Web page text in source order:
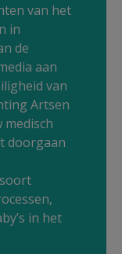
van het
in
de
aan
van
Artsen
medisch
doorgaan
in het